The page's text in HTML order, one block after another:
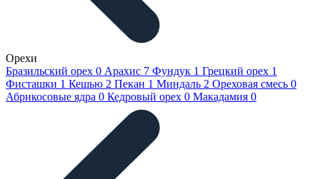
Орехи
Бразильский орех 0 Арахис 7 Фундук 1 Грецкий орех 1
Фисташки 1 Кешью 2 Пекан 1 Миндаль 2 Ореховая смесь 0
Абрикосовые ядра 0 Кедровый орех 0 Макадамия 0